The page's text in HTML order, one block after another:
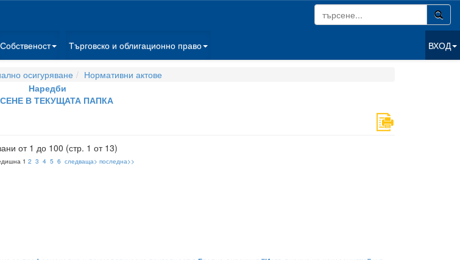
Собственост Търговско и облигационно право ВХОД
осигуряване
Нормативни актове
Наредби
В ТЕКУЩАТА ПАПКА
от 1 до 100 (стр. 1 от 13)
1 2 3 4 5 6 следваща> последна>>